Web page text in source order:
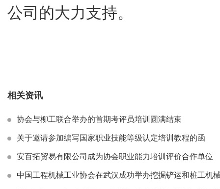
公司的大力支持。
相关资讯
协会与柳工联合举办的首期考评员培训圆满结束
关于邀请参加编写国家职业技能等级认定培训教程的函
安百拓贸易有限公司成为协会职业能力培训评价合作单位
中国工程机械工业协会在武汉成功举办挖掘铲运和桩工机